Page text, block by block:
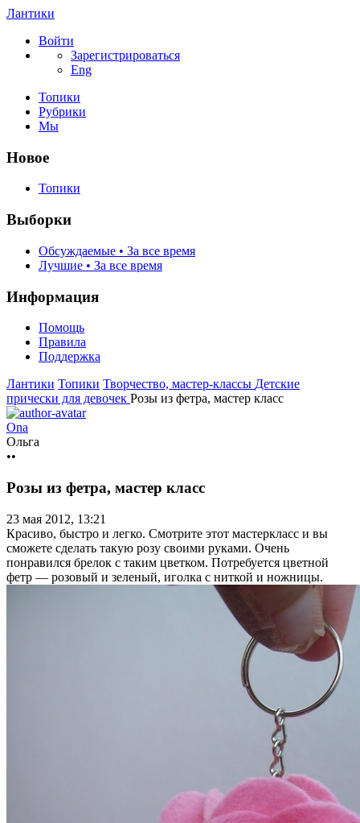
Лантики
Войти
Зарегистрироваться
Eng
Топики
Рубрики
Мы
Новое
Топики
Выборки
Обсуждаемые • За все время
Лучшие • За все время
Информация
Помощь
Правила
Поддержка
Лантики Топики Творчество, мастер-классы Детские
прически для девочек Розы из фетра, мастер класс
Ona
Ольга
••
Розы из фетра, мастер класс
23 мая 2012, 13:21
Красиво, быстро и легко. Смотрите этот мастеркласс и вы
сможете сделать такую розу своими руками. Очень
понравился брелок с таким цветком. Потребуется цветной
фетр — розовый и зеленый, иголка с ниткой и ножницы.